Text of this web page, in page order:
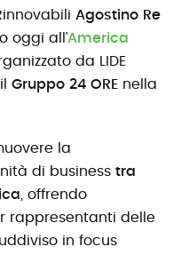
Agostino Re
oggi all’America
da LIDE
Gruppo 24 ORE nella
la
di businesstra
, offrendo
rappresentanti delle
in focus